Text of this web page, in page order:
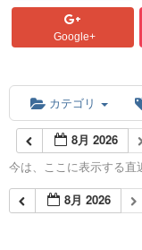
Google+
カテゴリ
8月 2026
今は、ここに表示する直
8月 2026